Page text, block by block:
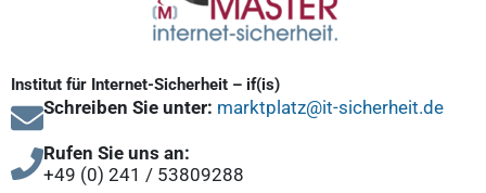
Institut für Internet-Sicherheit – if(is)
Schreiben Sie unter: marktplatz@it-sicherheit.de
Rufen Sie uns an:
+49 (0) 241 / 53809288